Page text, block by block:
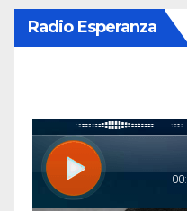
Radio Esperanza